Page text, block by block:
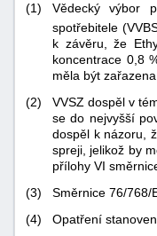
(1)
Vědecký výbor
spotřebitele
k závěru, že
koncentrace 0,8
měla být
(2)
VVSZ dospěl v
se do nejvyšší
dospěl k názoru,
spreji, jelikož by
přílohy VI
(3)
Směrnice 76/768/
(4)
Opatření